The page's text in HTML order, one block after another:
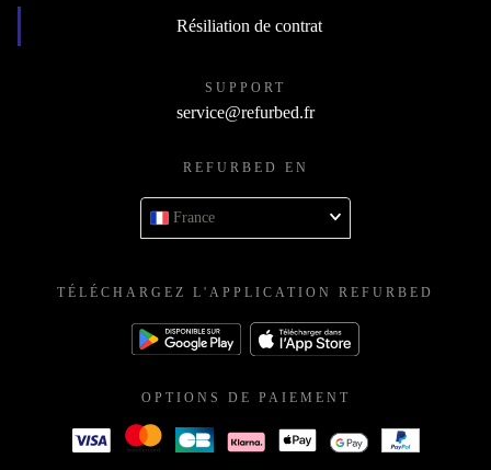
Résiliation de contrat
SUPPORT
service@refurbed.fr
REFURBED EN
France
TÉLÉCHARGEZ L'APPLICATION REFURBED
OPTIONS DE PAIEMENT